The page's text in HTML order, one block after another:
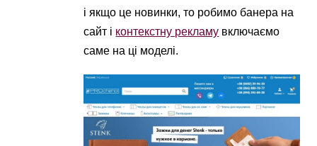
і якщо це новинки, то робимо банера на
сайт і контекстну рекламу включаємо
саме на ці моделі.